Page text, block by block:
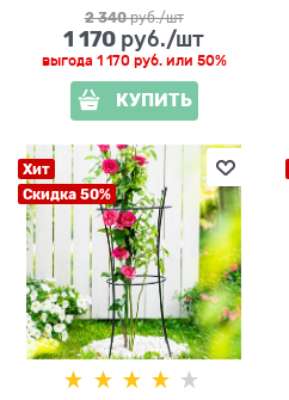
2 340 руб./шт
1 170 руб./шт
выгода 1 170 руб.или 50%
КУПИТЬ
Хит
Скидка 50%